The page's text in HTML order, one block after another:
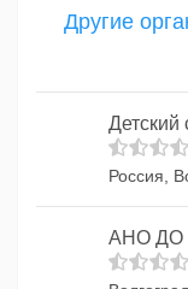
Другие
Россия,
АНО ДО